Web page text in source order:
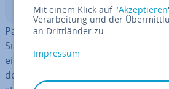
In­halts­ver­zeich­nis
Pa­ket­fil­te­rung ist eine
Si­cher­heits­kon­zepts aller
einem Netzwerk befinden. Die
des ein- und aus­ge­hen­den
Mit einem Klick auf "Akzeptieren
Verarbeitung und der
an Drittländer zu.
Impressum